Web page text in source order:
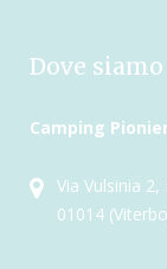
Dove siamo
Camping
Via Vulsinia
01014